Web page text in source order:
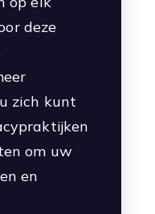
deze
zich kunt
om uw
en